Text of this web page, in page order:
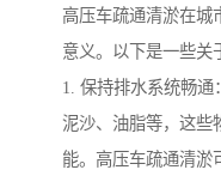
高压车疏通清淤在城
意义。以下是一些关
1. 保持排水系统畅通
泥沙、油脂等，这些
能。高压车疏通清淤